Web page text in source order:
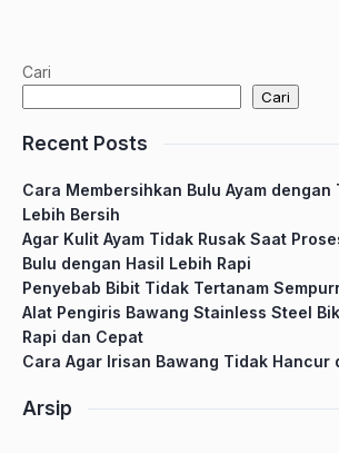
Cari
Cari
Recent Posts
Cara Membersihkan Bulu Ayam dengan
Lebih Bersih
Agar Kulit Ayam Tidak Rusak Saat
Bulu dengan Hasil Lebih Rapi
Penyebab Bibit Tidak Tertanam
Alat Pengiris Bawang Stainless Steel
Rapi dan Cepat
Cara Agar Irisan Bawang Tidak Hancur
Arsip